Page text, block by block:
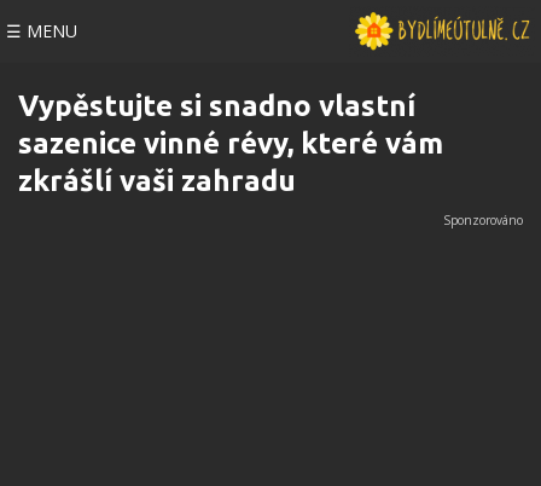
☰ MENU
Vypěstujte si snadno vlastní
sazenice vinné révy, které vám
zkrášlí vaši zahradu